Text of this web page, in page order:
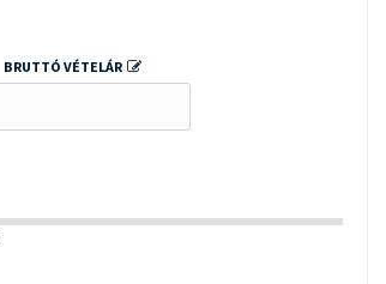
BRUTTÓ VÉTELÁR